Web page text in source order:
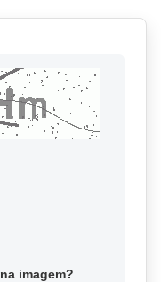
imagem?